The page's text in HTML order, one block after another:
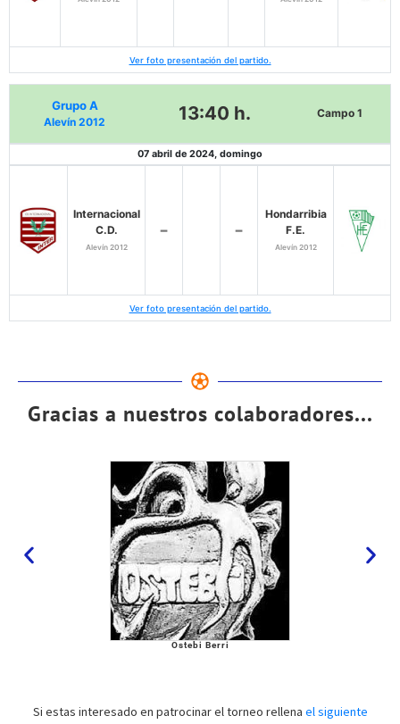
Ver foto presentación del partido.
Grupo A
Alevín 2012 13:40 h. Campo 1
07 abril de 2024, domingo
Internacional
C.D.
Alevín 2012
- -
Hondarribia
F.E.
Alevín 2012
Ver foto presentación del partido.
Gracias a nuestros colaboradores...
Ostebi Berri
Si estas interesado en patrocinar el torneo rellena el siguiente